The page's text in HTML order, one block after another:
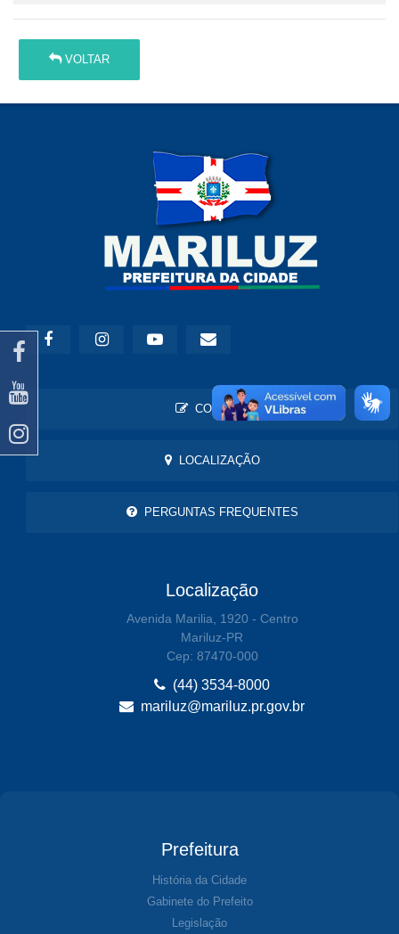
VOLTAR
CONTATO
LOCALIZAÇÃO
PERGUNTAS FREQUENTES
Localização
Avenida Marilia, 1920 - Centro
Mariluz-PR
Cep: 87470-000
(44) 3534-8000
mariluz@mariluz.pr.gov.br
Prefeitura
História da Cidade
Gabinete do Prefeito
Legislação